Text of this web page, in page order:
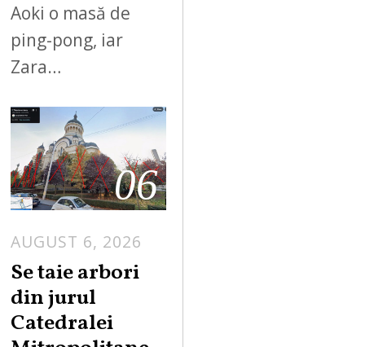
Aoki o masă de
ping-pong, iar
Zara…
06
AUGUST 6, 2026
Se taie arbori
din jurul
Catedralei